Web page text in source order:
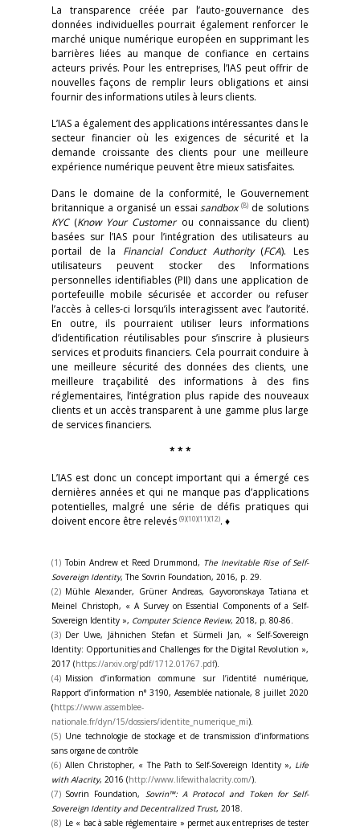
La transparence créée par l’auto-gouvernance des
données individuelles pourrait également renforcer le
marché unique numérique européen en supprimant les
barrières liées au manque de confiance en certains
acteurs privés. Pour les entreprises, l’IAS peut offrir de
nouvelles façons de remplir leurs obligations et ainsi
fournir des informations utiles à leurs clients.
L’IAS a également des applications intéressantes dans le
secteur financier où les exigences de sécurité et la
demande croissante des clients pour une meilleure
expérience numérique peuvent être mieux satisfaites.
Dans le domaine de la conformité, le Gouvernement
britannique a organisé un essaisandbox (8) de solutions
KYC(Know Your Customer ou connaissance du client)
basées sur l’IAS pour l’intégration des utilisateurs au
portail de la Financial Conduct Authority(FCA). Les
utilisateurs peuvent stocker des Informations
personnelles identifiables (PII) dans une application de
portefeuille mobile sécurisée et accorder ou refuser
l’accès à celles-ci lorsqu’ils interagissent avec l’autorité.
En outre, ils pourraient utiliser leurs informations
d’identification réutilisables pour s’inscrire à plusieurs
services et produits financiers. Cela pourrait conduire à
une meilleure sécurité des données des clients, une
meilleure traçabilité des informations à des fins
réglementaires, l’intégration plus rapide des nouveaux
clients et un accès transparent à une gamme plus large
de services financiers.
* * *
L’IAS est donc un concept important qui a émergé ces
dernières années et qui ne manque pas d’applications
potentielles, malgré une série de défis pratiques qui
doivent encore être relevés (9)(10)(11)(12). ♦
(1) Tobin Andrew et Reed Drummond, The Inevitable Rise of Self-
Sovereign Identity, The Sovrin Foundation, 2016, p. 29.
(2) Mühle Alexander, Grüner Andreas, Gayvoronskaya Tatiana et
Meinel Christoph, « A Survey on Essential Components of a Self-
Sovereign Identity », Computer Science Review, 2018, p. 80-86.
(3) Der Uwe, Jähnichen Stefan et Sürmeli Jan, « Self-Sovereign
Identity: Opportunities and Challenges for the Digital Revolution »,
2017 (https://arxiv.org/pdf/1712.01767.pdf).
(4) Mission d’information commune sur l’identité numérique,
Rapport d’information n° 3190, Assemblée nationale, 8 juillet 2020
(https://www.assemblee-
nationale.fr/dyn/15/dossiers/identite_numerique_mi).
(5) Une technologie de stockage et de transmission d’informations
sans organe de contrôle
(6) Allen Christopher, « The Path to Self-Sovereign Identity », Life
with Alacrity, 2016 (http://www.lifewithalacrity.com/).
(7) Sovrin Foundation, Sovrin™: A Protocol and Token for Self-
Sovereign Identity and Decentralized Trust, 2018.
(8) Le « bac à sable réglementaire » permet aux entreprises de tester